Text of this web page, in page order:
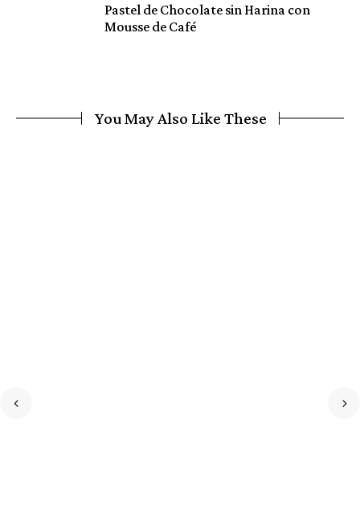
Pastel de Chocolate sin Harina con
Mousse de Café
You May Also Like These